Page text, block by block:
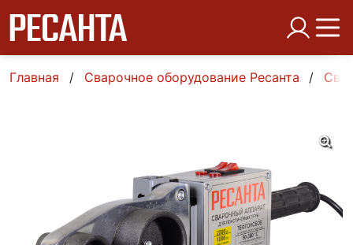
Главная Сварочное оборудование Ресанта